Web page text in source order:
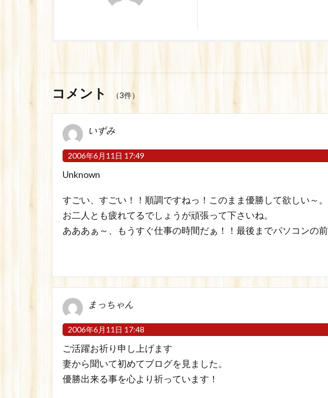
コメント （3件）
いずみ
2006年6月11日 17:49
Unknown
すごい、すごい！！順調ですねっ！このまま優勝して欲しい～。
お二人とも疲れてるでしょうが頑張って下さいね。
あああぁ～、もうすぐ仕事の時間だぁ！！最後までパソコンの前
まっちゃん
2006年6月11日 17:48
ご活躍お祈り申し上げます
妻から聞いて初めてブログを見ました。
優勝出来る事を心より祈っています！